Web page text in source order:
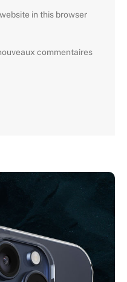
in this browser
commentaires